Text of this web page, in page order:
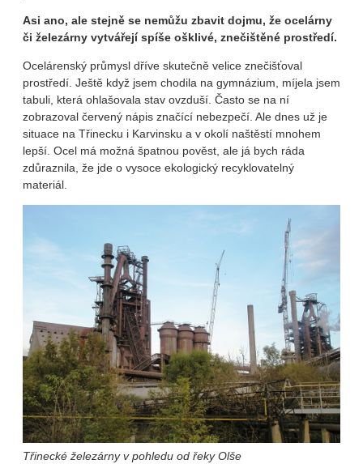
Asi ano, ale stejně se nemůžu zbavit dojmu, že ocelárny
či železárny vytvářejí spíše ošklivé, znečištěné prostředí.
Ocelárenský průmysl dříve skutečně velice znečišťoval
prostředí. Ještě když jsem chodila na gymnázium, míjela jsem
tabuli, která ohlašovala stav ovzduší. Často se na ní
zobrazoval červený nápis značící nebezpečí. Ale dnes už je
situace na Třinecku i Karvinsku a v okolí naštěstí mnohem
lepší. Ocel má možná špatnou pověst, ale já bych ráda
zdůraznila, že jde o vysoce ekologický recyklovatelný
materiál.
Třinecké železárny v pohledu od řeky Olše